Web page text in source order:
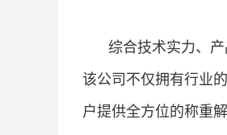
综合技术实力、
该公司不仅拥有行业
户提供全方位的称重